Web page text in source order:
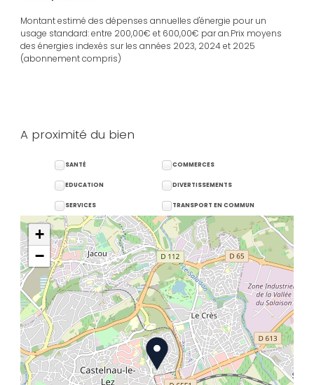
Montant estimé des dépenses annuelles d'énergie pour un
usage standard: entre 200,00€ et 600,00€ par an.Prix moyens
des énergies indexés sur les années 2023, 2024 et 2025
(abonnement compris)
A proximité du bien
SANTÉ COMMERCES
EDUCATION DIVERTISSEMENTS
SERVICES TRANSPORT EN COMMUN
+
−